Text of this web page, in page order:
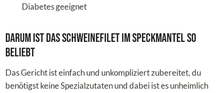
Diabetes geeignet
Darum ist das Schweinefilet im Speckmantel so
beliebt
Das Gericht ist einfach und unkompliziert zubereitet, du
benötigst keine Spezialzutaten und dabei ist es unheimlich